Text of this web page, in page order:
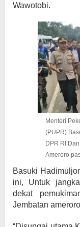
Wawotobi.
Menteri
(PUPR)
DPR RI
Ameroro
Basuki
ini, Untuk
dekat
Jembatan